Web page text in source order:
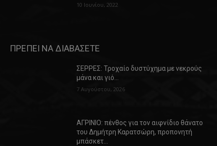
10 Ιουνίου, 2022
ΠΡΕΠΕΙ ΝΑ ΔΙΑΒΑΣΕΤΕ
ΣΕΡΡΕΣ: Τροχαίο δυστύχημα με νεκρούς
μάνα και γιό…
7 Αυγούστου, 2026
ΑΓΡΙΝΙΟ: πένθος για τον αιφνίδιο θάνατο
του Δημήτρη Καρατσώρη, προπονητή
μπάσκετ…